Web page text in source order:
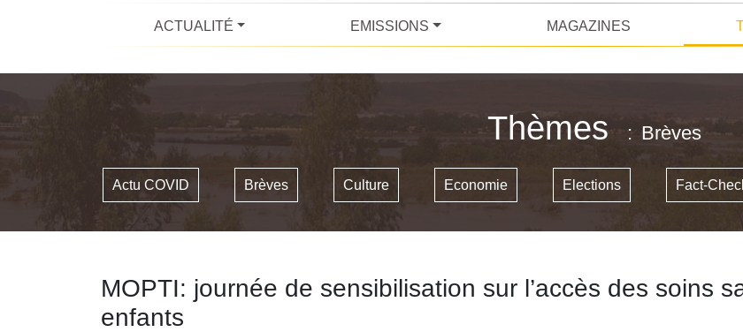
ACTUALITÉ EMISSIONS MAGAZINES
Thèmes Brèves
Actu COVID Brèves Culture Economie Elections Fact-
MOPTI: journée de sensibilisation sur l’accès des soins
enfants